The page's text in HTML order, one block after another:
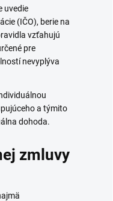
uvedie
(IČO), berie na
vzťahujú
pre
nevyplýva
a týmito
dohoda.
zmluvy